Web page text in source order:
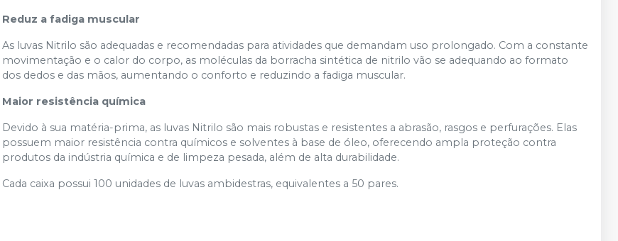
Reduz a fadiga muscular
As luvas Nitrilo são adequadas e recomendadas para atividades que demandam uso prolongado. Com a constante
movimentação e o calor do corpo, as moléculas da borracha sintética de nitrilo vão se adequando ao formato
dos dedos e das mãos, aumentando o conforto e reduzindo a fadiga muscular.
Maior resistência química
Devido à sua matéria-prima, as luvas Nitrilo são mais robustas e resistentes a abrasão, rasgos e perfurações. Elas
possuem maior resistência contra químicos e solventes à base de óleo, oferecendo ampla proteção contra
produtos da indústria química e de limpeza pesada, além de alta durabilidade.
Cada caixa possui 100 unidades de luvas ambidestras, equivalentes a 50 pares.